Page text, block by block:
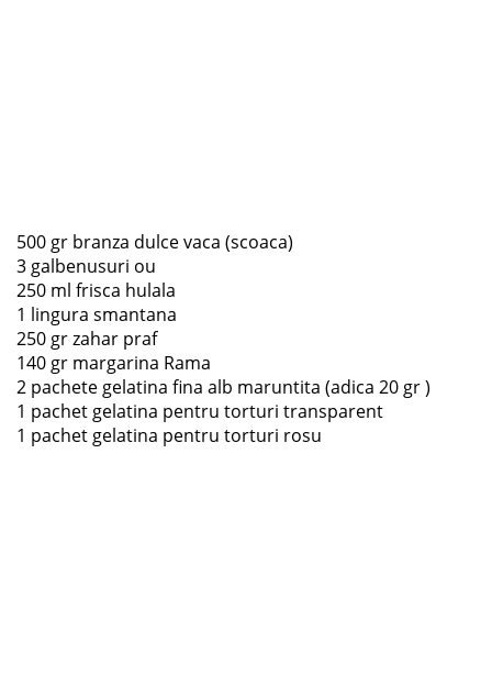
500 gr branza dulce vaca (scoaca)
3 galbenusuri ou
250 ml frisca hulala
1 lingura smantana
250 gr zahar praf
140 gr margarina Rama
2 pachete gelatina fina alb maruntita (adica 20 gr )
1 pachet gelatina pentru torturi transparent
1 pachet gelatina pentru torturi rosu